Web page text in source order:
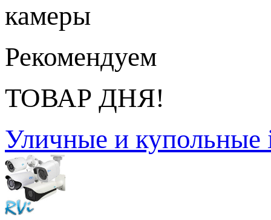
камеры
Рекомендуем
ТОВАР ДНЯ!
Уличные и